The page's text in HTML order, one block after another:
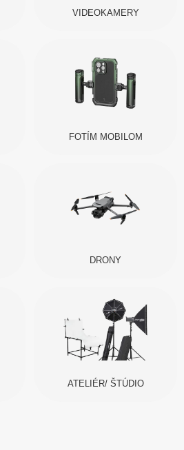
VIDEOKAMERY
FOTÍM MOBILOM
DRONY
ATELIÉR/ ŠTÚDIO